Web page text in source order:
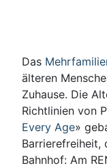
Das
älteren
Zuhause. Die
Richtlinien von
Every Age»
Barrierefreiheit,
Bahnhof: Am